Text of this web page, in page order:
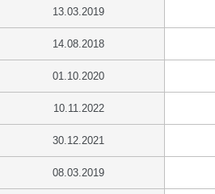
13.03.2019
14.08.2018
01.10.2020
10.11.2022
30.12.2021
08.03.2019